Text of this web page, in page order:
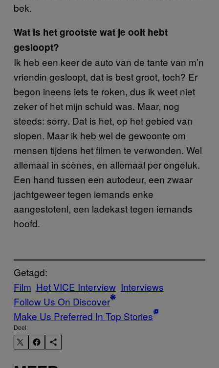
bek.
Wat is het grootste wat je ooit hebt
gesloopt?
Ik heb een keer de auto van de tante van m’n
vriendin gesloopt, dat is best groot, toch? Er
begon ineens iets te roken, dus ik weet niet
zeker of het mijn schuld was. Maar, nog
steeds: sorry. Dat is het, op het gebied van
slopen. Maar ik heb wel de gewoonte om
mensen tijdens het filmen te verwonden. Wel
allemaal in scènes, en allemaal per ongeluk.
Een hand tussen een autodeur, een zwaar
jachtgeweer tegen iemands enke
aangestotenl, een ladekast tegen iemands
hoofd.
Getagd:
Film Het VICE Interview Interviews
Follow Us On Discover
Make Us Preferred In Top Stories
Deel: